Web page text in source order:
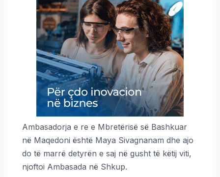
Ambasadorja e re e Mbretërisë së Bashkuar
në Maqedoni është Maya Sivagnanam dhe ajo
do të marrë detyrën e saj në gusht të këtij viti,
njoftoi Ambasada në Shkup.